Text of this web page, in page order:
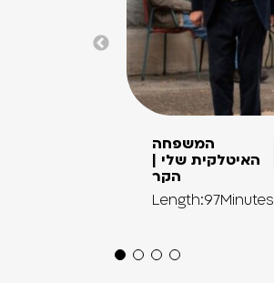
המשפחה
האיטלקית שלי |
הקר
Length:97Minutes